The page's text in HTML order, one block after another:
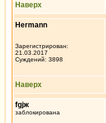
Наверх
Hermann
Зарегистрирован:
21.03.2017
Суждений: 3898
Наверх
fgjж
заблокирована